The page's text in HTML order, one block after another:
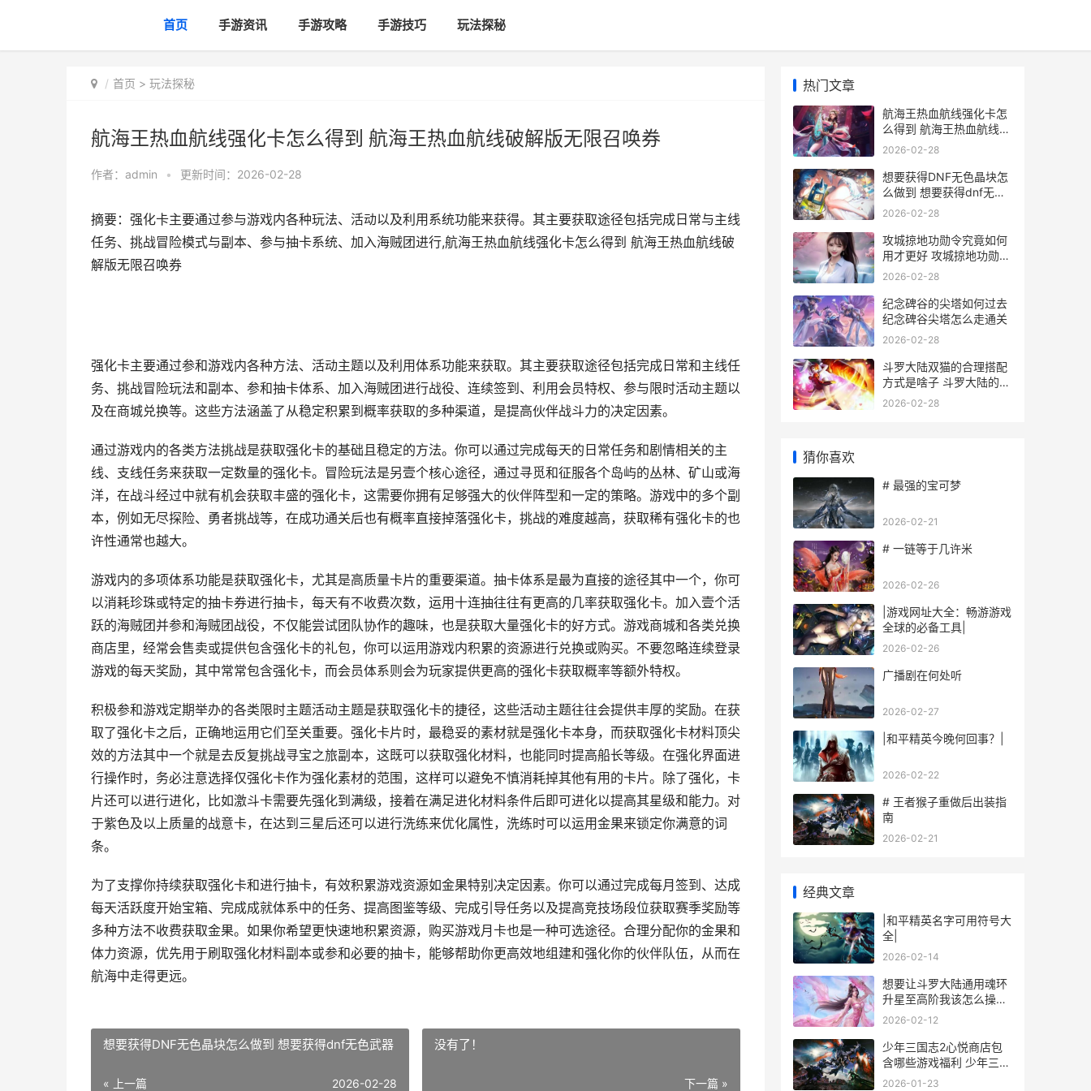
首页 手游资讯 手游攻略 手游技巧 玩法探秘
首页 > 玩法探秘
航海王热血航线强化卡怎么得到 航海王热血航线破解版无限召唤券
作者： admin • 更新时间：2026-02-28
摘要：强化卡主要通过参与游戏内各种玩法、活动以及利用系统功能来获得。其主要获取途径包括完成日常与主线
任务、挑战冒险模式与副本、参与抽卡系统、加入海贼团进行,航海王热血航线强化卡怎么得到 航海王热血航线破
解版无限召唤券
强化卡主要通过参和游戏内各种方法、活动主题以及利用体系功能来获取。其主要获取途径包括完成日常和主线任
务、挑战冒险玩法和副本、参和抽卡体系、加入海贼团进行战役、连续签到、利用会员特权、参与限时活动主题以
及在商城兑换等。这些方法涵盖了从稳定积累到概率获取的多种渠道，是提高伙伴战斗力的决定因素。
通过游戏内的各类方法挑战是获取强化卡的基础且稳定的方法。你可以通过完成每天的日常任务和剧情相关的主
线、支线任务来获取一定数量的强化卡。冒险玩法是另壹个核心途径，通过寻觅和征服各个岛屿的丛林、矿山或海
洋，在战斗经过中就有机会获取丰盛的强化卡，这需要你拥有足够强大的伙伴阵型和一定的策略。游戏中的多个副
本，例如无尽探险、勇者挑战等，在成功通关后也有概率直接掉落强化卡，挑战的难度越高，获取稀有强化卡的也
许性通常也越大。
游戏内的多项体系功能是获取强化卡，尤其是高质量卡片的重要渠道。抽卡体系是最为直接的途径其中一个，你可
以消耗珍珠或特定的抽卡券进行抽卡，每天有不收费次数，运用十连抽往往有更高的几率获取强化卡。加入壹个活
跃的海贼团并参和海贼团战役，不仅能尝试团队协作的趣味，也是获取大量强化卡的好方式。游戏商城和各类兑换
商店里，经常会售卖或提供包含强化卡的礼包，你可以运用游戏内积累的资源进行兑换或购买。不要忽略连续登录
游戏的每天奖励，其中常常包含强化卡，而会员体系则会为玩家提供更高的强化卡获取概率等额外特权。
积极参和游戏定期举办的各类限时主题活动主题是获取强化卡的捷径，这些活动主题往往会提供丰厚的奖励。在获
取了强化卡之后，正确地运用它们至关重要。强化卡片时，最稳妥的素材就是强化卡本身，而获取强化卡材料顶尖
效的方法其中一个就是去反复挑战寻宝之旅副本，这既可以获取强化材料，也能同时提高船长等级。在强化界面进
行操作时，务必注意选择仅强化卡作为强化素材的范围，这样可以避免不慎消耗掉其他有用的卡片。除了强化，卡
片还可以进行进化，比如激斗卡需要先强化到满级，接着在满足进化材料条件后即可进化以提高其星级和能力。对
于紫色及以上质量的战意卡，在达到三星后还可以进行洗练来优化属性，洗练时可以运用金果来锁定你满意的词
条。
为了支撑你持续获取强化卡和进行抽卡，有效积累游戏资源如金果特别决定因素。你可以通过完成每月签到、达成
每天活跃度开始宝箱、完成成就体系中的任务、提高图鉴等级、完成引导任务以及提高竞技场段位获取赛季奖励等
多种方法不收费获取金果。如果你希望更快速地积累资源，购买游戏月卡也是一种可选途径。合理分配你的金果和
体力资源，优先用于刷取强化材料副本或参和必要的抽卡，能够帮助你更高效地组建和强化你的伙伴队伍，从而在
航海中走得更远。
想要获得DNF无色晶块怎么做到 想要获得dnf无色武器
« 上一篇 2026-02-28
没有了！
下一篇 »
热门文章
航海王热血航线强化卡怎
么得到 航海王热血航线破
解版无限召唤券
2026-02-28
想要获得DNF无色晶块怎
么做到 想要获得dnf无色
武器
2026-02-28
攻城掠地功勋令究竟如何
用才更好 攻城掠地功勋宝
箱攻略
2026-02-28
纪念碑谷的尖塔如何过去
纪念碑谷尖塔怎么走通关
2026-02-28
斗罗大陆双猫的合理搭配
方式是啥子 斗罗大陆的猫
咪
2026-02-28
猜你喜欢
# 最强的宝可梦
2026-02-21
# 一链等于几许米
2026-02-26
|游戏网址大全：畅游游戏
全球的必备工具|
2026-02-26
广播剧在何处听
2026-02-27
|和平精英今晚何回事？|
2026-02-22
# 王者猴子重做后出装指
南
2026-02-21
经典文章
|和平精英名字可用符号大
全|
2026-02-14
想要让斗罗大陆通用魂环
升星至高阶我该怎么操作
我要说斗罗大陆
2026-02-12
少年三国志2心悦商店包
含哪些游戏福利 少年三国
志2心愿商店在哪
2026-01-23